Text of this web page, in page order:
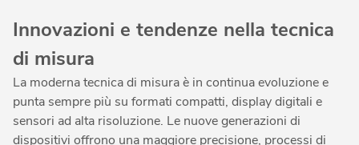
Innovazioni e tendenze nella tecnica
di misura
La moderna tecnica di misura è in continua evoluzione e
punta sempre più su formati compatti, display digitali e
sensori ad alta risoluzione. Le nuove generazioni di
dispositivi offrono una maggiore precisione, processi di